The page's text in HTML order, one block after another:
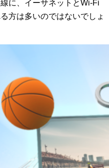
に、イーサネットとWi-Fi
方は多いのではないでしょ